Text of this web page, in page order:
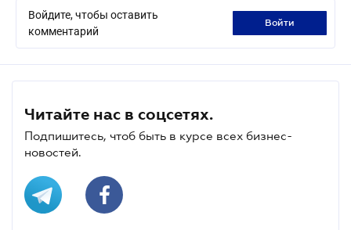
Войдите, чтобы оставить
комментарий
войти
Читайте нас в соцсетях.
Подпишитесь, чтоб быть в курсе всех бизнес-
новостей.